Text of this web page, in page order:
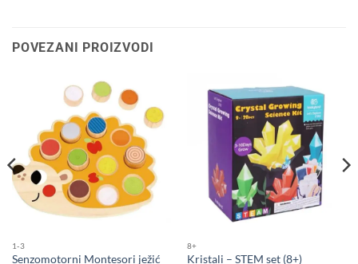
POVEZANI PROIZVODI
1-3
Senzomotorni Montesori ježić
8+
Kristali – STEM set (8+)